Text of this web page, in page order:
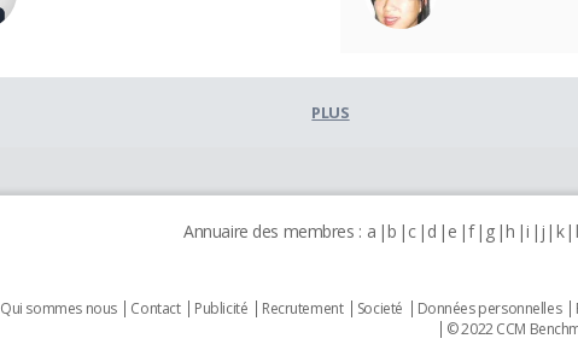
PLUS
Annuaire des membres : a b c d e f g h i j k l
Qui sommes nous Contact Publicité Recrutement Societé Données personnelles
© 2022 CCM